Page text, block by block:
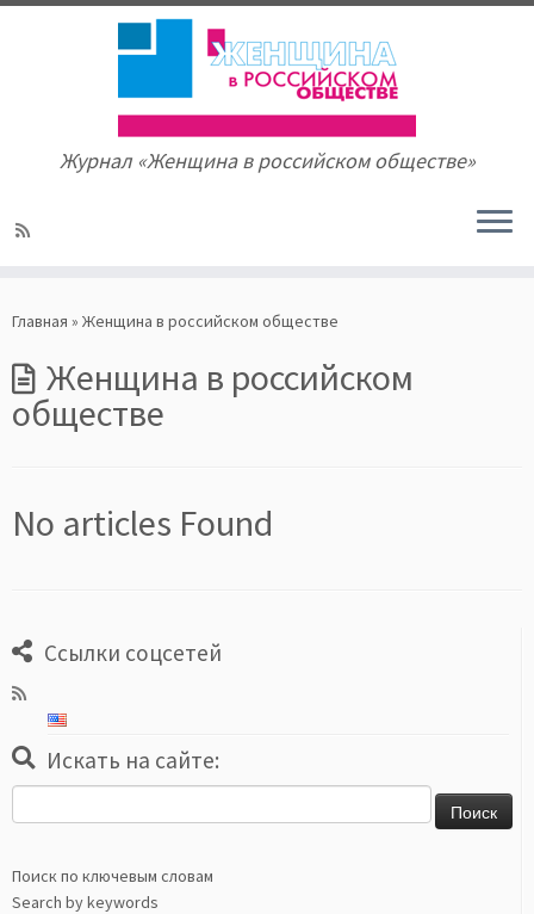
to
Журнал «Женщина в российском обществе»
Главная » Женщина в российском обществе
Женщина в российском
обществе
No articles Found
Ссылки соцсетей
Искать на сайте:
Поиск по ключевым словам
Search by keywords